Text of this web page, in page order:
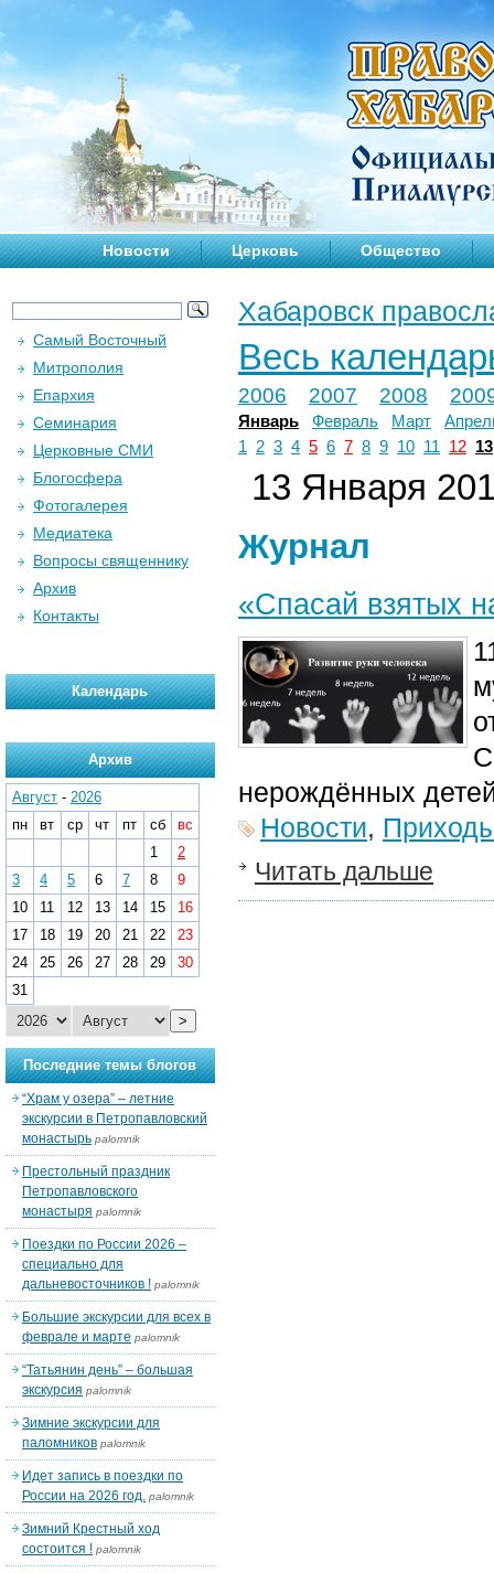
Новости Церковь Общество
Хабаровск
Весь
2006 2007 2008
Январь Февраль Март
1
2 3 4 5 6 7 8 9 10 11 12 13
13 Января
Журнал
«Спасай взятых
нерождённых
Новости,
Читать дальше
Самый Восточный
Митрополия
Епархия
Семинария
Церковные СМИ
Блогосфера
Фотогалерея
Медиатека
Вопросы священнику
Архив
Контакты
Календарь
Архив
Август - 2026
пн
вт ср чт пт сб
вс
1
2
3
4 5 6 7 8
9
10
11 12 13 14 15
16
17
18 19 20 21 22
23
24
25 26 27 28 29
30
31
>
Последние темы блогов
“Храм у озера” – летние
экскурсии в Петропавловский
монастырь palomnik
Престольный праздник
Петропавловского
монастыря palomnik
Поездки по России 2026 –
специально для
дальневосточников ! palomnik
Большие экскурсии для всех в
феврале и марте palomnik
“Татьянин день” – большая
экскурсия palomnik
Зимние экскурсии для
паломников palomnik
Идет запись в поездки по
России на 2026 год. palomnik
Зимний Крестный ход
состоится ! palomnik